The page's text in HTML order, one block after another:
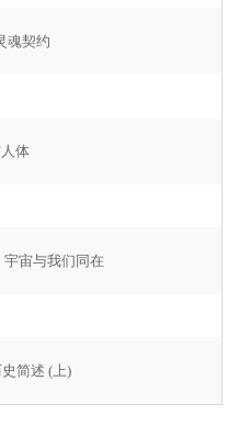
魂契约
体
宙与我们同在
简述 (上)